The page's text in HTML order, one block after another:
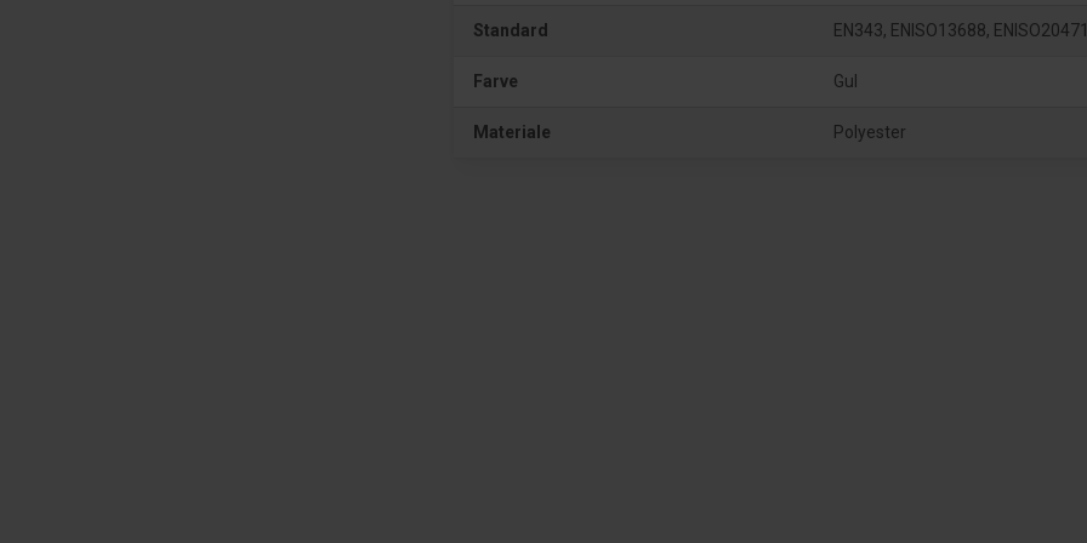
Standard EN343, ENISO13688,
Farve Gul
Materiale Polyester